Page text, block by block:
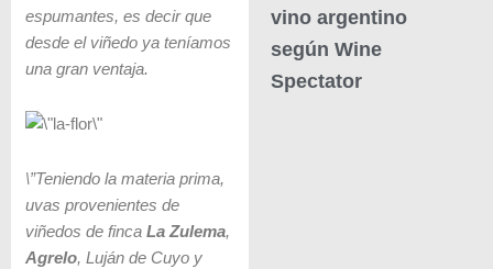
espumantes, es decir que
desde el viñedo ya teníamos
una gran ventaja.
\”Teniendo la materia prima,
uvas provenientes de
viñedos de finca La Zulema,
Agrelo, Luján de Cuyo y
vino argentino
según Wine
Spectator